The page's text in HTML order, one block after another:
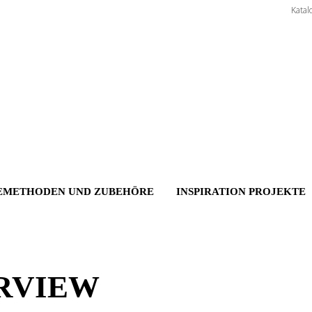
UND ZUBEHÖRE INSPIRATION PROJEKTE